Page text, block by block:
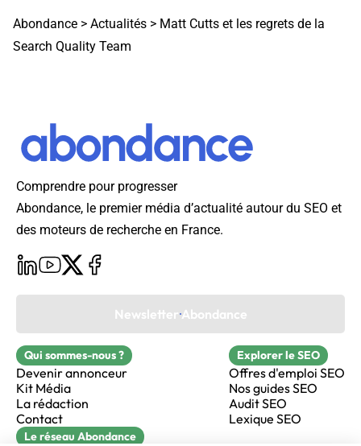
Abondance > Actualités > Matt Cutts et les regrets de la
Search Quality Team
Comprendre pour progresser
Abondance, le premier média d’actualité autour du SEO et
des moteurs de recherche en France.
Newsletter Abondance
Qui sommes-nous ?
Devenir annonceur
Kit Média
La rédaction
Contact
Explorer le SEO
Offres d'emploi SEO
Nos guides SEO
Audit SEO
Lexique SEO
Le réseau Abondance